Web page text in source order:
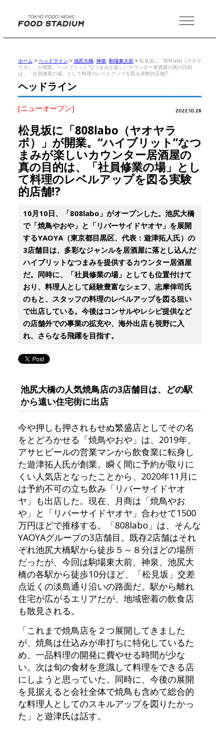
MENU
ホーム > ヘッドライン > 池尻大橋, 神泉,駒場東大前> 松見坂に「808labo（ヤオヤ
ラボ）」が開業。“ハイブリット”なつまみが楽しいカウンター居酒屋の真の目的
は、「社員修業の場」として料理のレベルアップを図る実験的店舗!?
ヘッドライン
[ニューオープン] 2022.10.28
松見坂に「808labo（ヤオヤラ
ボ）」が開業。“ハイブリット”なつ
まみが楽しいカウンター居酒屋の
真の目的は、「社員修業の場」とし
て料理のレベルアップを図る実験
的店舗!?
10月10日、「808labo」がオープンした。池尻大橋
で「焼鳥やおや」と「リバーサイドヤオヤ」を展開
するYAOYA（東京都目黒区、代表：遊津拓人氏）の
3店舗目は、多彩なジャンルを居酒屋に落とし込んだ
ハイブリットなつまみを提供するカウンター居酒屋
だ。同時に、「社員修業の場」としても位置付けて
おり、料理人として経験豊富なシェフ、志摩倖司氏
のもと、スタッフの料理のレベルアップを図る狙い
で出店している。今後はコンサルやレシピ提供など
の店舗外での事業の拡充や、海外出店も視野に入
れ、さらなる飛躍を目指す。
池尻大橋の人気焼鳥店の3店舗目は、どの駅
から遠い住宅街に出店
今や押しも押されもせぬ繁盛店としてその名
をとどろかせる「焼鳥やおや」は、2019年、
アサヒビールの営業マンから飲食業に転身し
た遊津拓人氏が創業。瞬く間に予約が取りに
くい人気店となったことから、2020年11月に
は予約不可の立ち飲み「リバーサイドヤオ
ヤ」も出店した。現在、月商は「焼鳥やお
や」と「リバーサイドヤオヤ」合わせて1500
万円ほどで推移する。「808labo」は、そんな
YAOYAグループの3店舗目。既存2店舗はそれ
ぞれ池尻大橋駅から徒歩５～８分ほどの場所
だったが、今回は駒場東大前、神泉、池尻大
橋の各駅から徒歩10分ほど、「松見坂」交差
点近くの淡島通り沿いの路面だ。駅から離れ
住宅が広がるエリアだが、地域密着の飲食店
も散見される。
「これまで焼鳥店を２つ展開してきました
が、焼鳥は仕込みが串打ちに特化しているた
め、一品料理の開発に費やせる時間が少な
い。次は旬の食材を意識して料理をできる店
にしようと思っていた。同時に、今後の展開
を見据えると会社全体で焼鳥も含めて総合的
な料理人としてのスキルアップを図りたかっ
た」と遊津氏は話す。